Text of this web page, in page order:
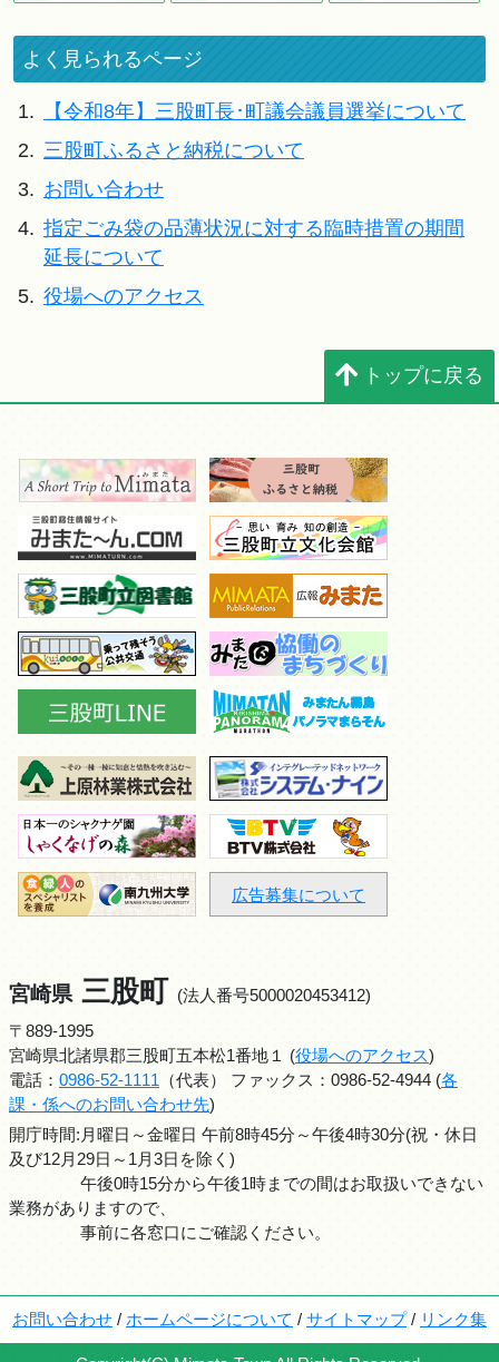
よく見られるページ
1.
【令和8年】三股町長･町議会議員選挙について
2. 三股町ふるさと納税について
3. お問い合わせ
4. 指定ごみ袋の品薄状況に対する臨時措置の期間
延長について
5. 役場へのアクセス
トップに戻る
広告募集について
宮崎県 三股町 (法人番号5000020453412)
〒889-1995
宮崎県北諸県郡三股町五本松1番地１ (役場へのアクセス)
電話： 0986-52-1111 （代表） ファックス：0986-52-4944 (各
課・係へのお問い合わせ先)
開庁時間:月曜日～金曜日 午前8時45分～午後4時30分(祝・休日
及び12月29日～1月3日を除く)
午後0時15分から午後1時までの間はお取扱いできない
業務がありますので、
事前に各窓口にご確認ください。
お問い合わせ / ホームページについて / サイトマップ/ リンク集